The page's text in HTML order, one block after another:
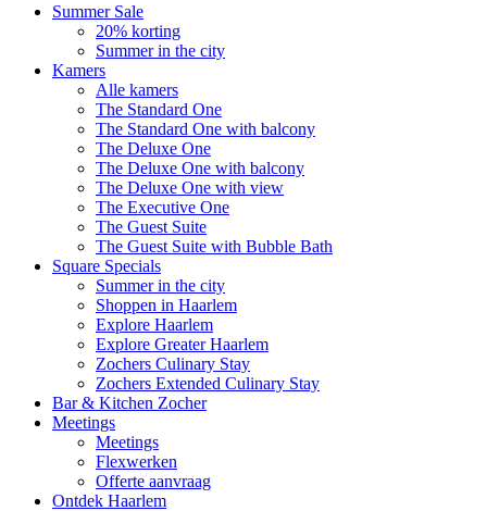
Summer Sale
20% korting
Summer in the city
Kamers
Alle kamers
The Standard One
The Standard One with balcony
The Deluxe One
The Deluxe One with balcony
The Deluxe One with view
The Executive One
The Guest Suite
The Guest Suite with Bubble Bath
Square Specials
Summer in the city
Shoppen in Haarlem
Explore Haarlem
Explore Greater Haarlem
Zochers Culinary Stay
Zochers Extended Culinary Stay
Bar & Kitchen Zocher
Meetings
Meetings
Flexwerken
Offerte aanvraag
Ontdek Haarlem